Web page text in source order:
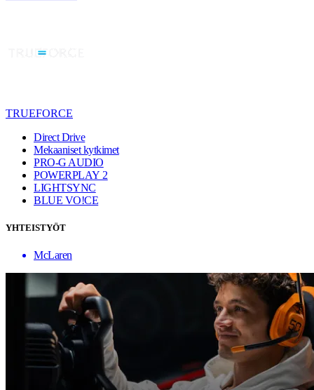
TRUEFORCE
Direct Drive
Mekaaniset kytkimet
PRO-G AUDIO
POWERPLAY 2
LIGHTSYNC
BLUE VO!CE
YHTEISTYÖT
McLaren